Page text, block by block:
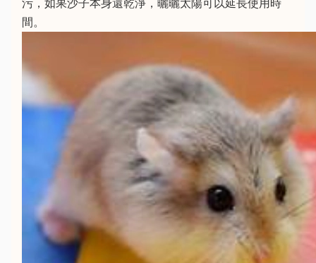
污，如果沙子本身還乾淨，曬曬太陽可以延長使用時
間。